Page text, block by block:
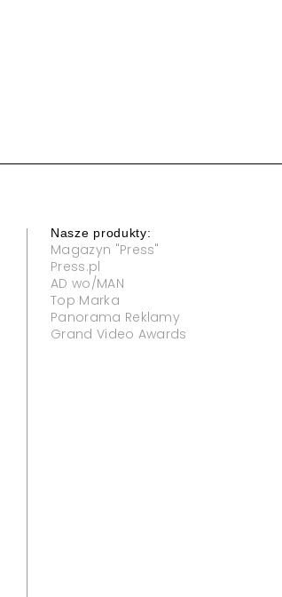
Nasze produkty:
Magazyn "Press"
Press.pl
AD wo/MAN
Top Marka
Panorama Reklamy
Grand Video Awards